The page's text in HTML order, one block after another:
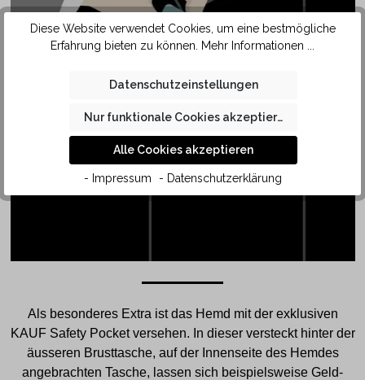
SAFETY
POCKET
Als besonderes Extra ist das Hemd mit der exklusiven
KAUF Safety Pocket versehen. In dieser versteckt hinter der
äusseren Brusttasche, auf der Innenseite des Hemdes
angebrachten Tasche, lassen sich beispielsweise Geld-
Diese Website verwendet Cookies, um eine bestmögliche
Erfahrung bieten zu können.
Mehr Informationen ...
Datenschutzeinstellungen
Nur funktionale Cookies akzeptieren
Alle Cookies akzeptieren
- Impressum - Datenschutzerklärung